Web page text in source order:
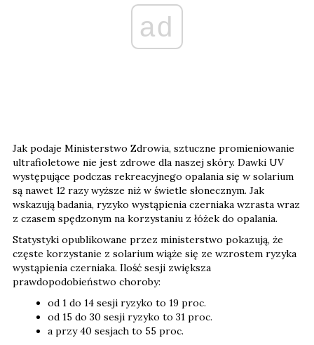
ad
Jak podaje Ministerstwo Zdrowia, sztuczne promieniowanie
ultrafioletowe nie jest zdrowe dla naszej skóry. Dawki UV
występujące podczas rekreacyjnego opalania się w solarium
są nawet 12 razy wyższe niż w świetle słonecznym. Jak
wskazują badania, ryzyko wystąpienia czerniaka wzrasta wraz
z czasem spędzonym na korzystaniu z łóżek do opalania.
Statystyki opublikowane przez ministerstwo pokazują, że
częste korzystanie z solarium wiąże się ze wzrostem ryzyka
wystąpienia czerniaka. Ilość sesji zwiększa
prawdopodobieństwo choroby:
od 1 do 14 sesji ryzyko to 19 proc.
od 15 do 30 sesji ryzyko to 31 proc.
a przy 40 sesjach to 55 proc.